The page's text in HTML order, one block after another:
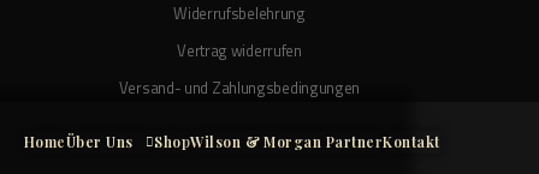
Widerrufsbelehrung
Vertrag widerrufen
Versand- und Zahlungsbedingungen
HomeÜber Uns ShopWilson & Morgan PartnerKontakt